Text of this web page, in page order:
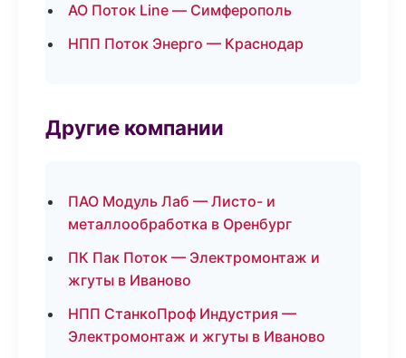
АО Поток Line — Симферополь
НПП Поток Энерго — Краснодар
Другие компании
ПАО Модуль Лаб — Листо- и
металлообработка в Оренбург
ПК Пак Поток — Электромонтаж и
жгуты в Иваново
НПП СтанкоПроф Индустрия —
Электромонтаж и жгуты в Иваново